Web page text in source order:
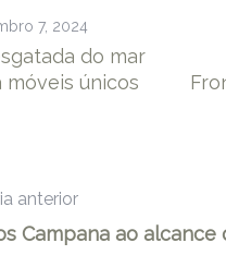
7, 2024
do mar
móveis únicos
anterior
Campana ao alcance